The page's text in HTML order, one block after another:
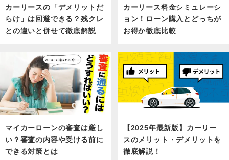
カーリースの「デメリットだ
らけ」は回避できる？残クレ
との違いと併せて徹底解説
カーリース料金シミュレーシ
ョン！ローン購入とどっちが
お得か徹底比較
マイカーローンの審査は厳し
い？審査の内容や受ける前に
できる対策とは
【2025年最新版】カーリー
スのメリット・デメリットを
徹底解説！